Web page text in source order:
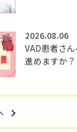
2026.08.06
VAD患者さ
進めますか